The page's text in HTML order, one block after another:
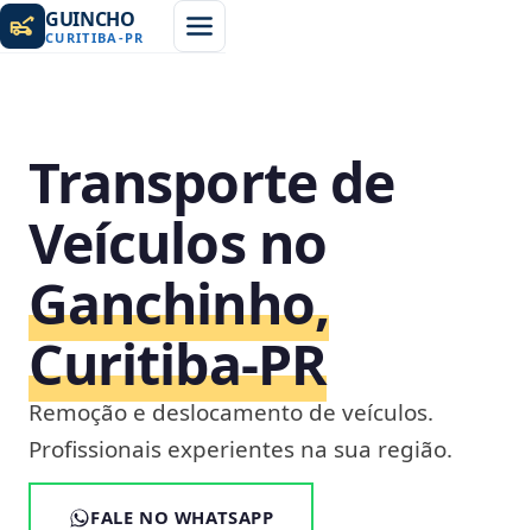
GUINCHO
CURITIBA -PR
Transporte de
Veículos no
Ganchinho,
Curitiba‑PR
Remoção e deslocamento de veículos.
Profissionais experientes na sua região.
FALE NO WHATSAPP